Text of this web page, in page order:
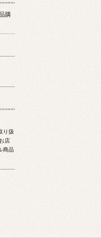
購
り扱
店
商品